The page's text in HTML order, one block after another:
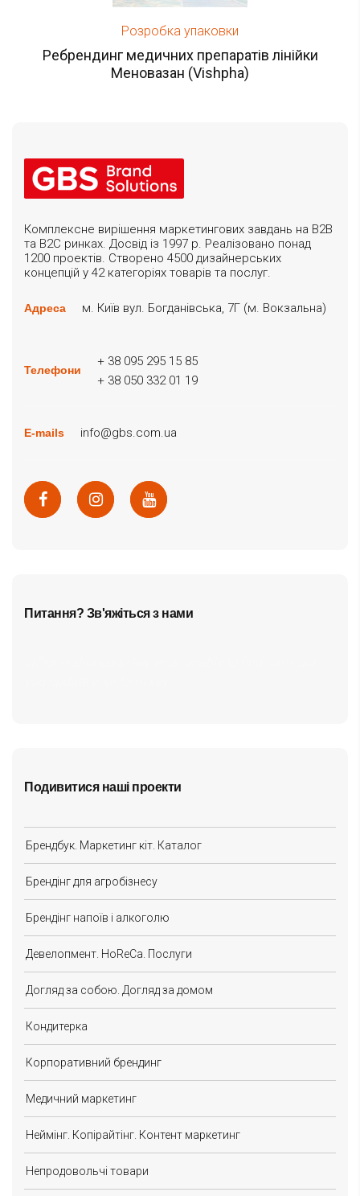
Розробка упаковки
Ребрендинг медичних препаратів лінійки
Меновазан (Vishpha)
Комплексне вирішення маркетингових завдань на B2B
та B2C ринках. Досвід із 1997 р. Реалізовано понад
1200 проектів. Створено 4500 дизайнерських
концепцій у 42 категоріях товарів та послуг.
Адреса м. Київ вул. Богданівська, 7Г (м. Вокзальна)
Телефони
+ 38 095 295 15 85
+ 38 050 332 01 19
E-mails info@gbs.com.ua
Питання? Зв'яжіться з нами
Подивитися наші проекти
Брендбук. Маркетинг кіт. Каталог
Брендінг для агробізнесу
Брендінг напоїв і алкоголю
Девелопмент. HoReCa. Послуги
Догляд за собою. Догляд за домом
Кондитерка
Корпоративний брендинг
Медичний маркетинг
Неймінг. Копірайтінг. Контент маркетинг
Непродовольчі товари